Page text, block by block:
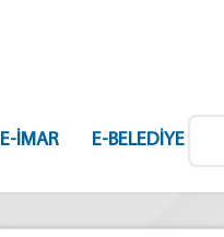
E-İMAR E-BELEDIYE